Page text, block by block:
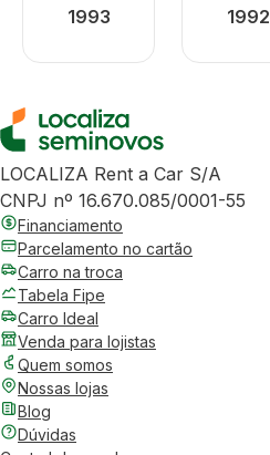
1993 1992
LOCALIZA Rent a Car S/A
CNPJ nº 16.670.085/0001-55
Financiamento
Parcelamento no cartão
Carro na troca
Tabela Fipe
Carro Ideal
Venda para lojistas
Quem somos
Nossas lojas
Blog
Dúvidas